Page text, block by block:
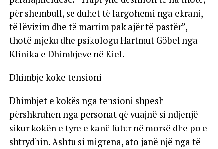
për shembull, se duhet të largohemi nga ekrani,
të lëvizim dhe të marrim pak ajër të pastër”,
thotë mjeku dhe psikologu Hartmut Göbel nga
Klinika e Dhimbjeve në Kiel.
Dhimbje koke tensioni
Dhimbjet e kokës nga tensioni shpesh
përshkruhen nga personat që vuajnë si ndjenjë
sikur kokën e tyre e kanë futur në morsë dhe po e
shtrydhin. Ashtu si migrena, ato janë një nga të